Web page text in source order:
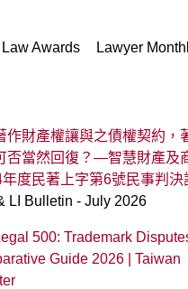
Awards Lawyer
作財產權讓與之債權契約，
否當然回復？—智慧財產及
年度民著上字第6號民事判決
LI Bulletin - July 2026
500: Trademark
Guide 2026 | Taiwan